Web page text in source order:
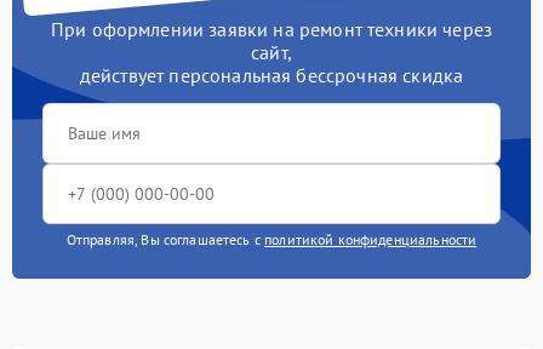
При оформлении заявки на ремонт техники через
сайт,
действует персональная бессрочная скидка
Отправляя, Вы соглашаетесь с политикой конфиденциальности